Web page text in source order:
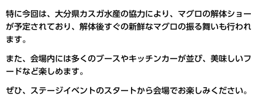
特に今回は、大分県カスガ水産の協力により、マグロの解体ショー
が予定されており、解体後すぐの新鮮なマグロの振る舞いも行われ
ます。
また、会場内には多くのブースやキッチンカーが並び、美味しいフ
ードなど楽しめます。
ぜひ、ステージイベントのスタートから会場でお楽しみください。